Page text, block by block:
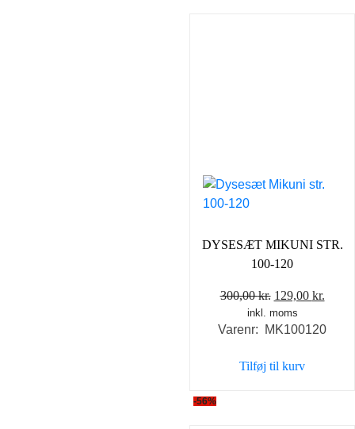
DYSESÆT MIKUNI STR.
100-120
300,00kr. Den
oprindelige
pris
300,00 kr..
129,00 kr.
pris
inkl. moms
Varenr: MK100120
Tilføj til kurv
-56%